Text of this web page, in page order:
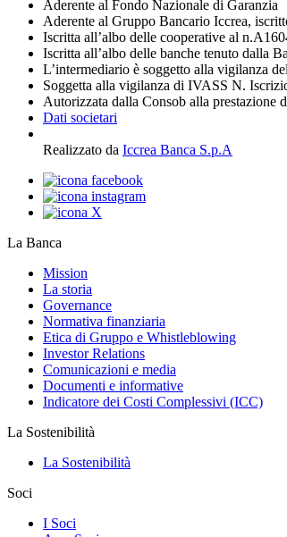
Aderente al Fondo Nazionale di Garanzia
Aderente al Gruppo Bancario Iccrea,
Iscritta all’albo delle cooperative al
Iscritta all’albo delle banche tenuto dalla
L’intermediario è soggetto alla vigilanza
Soggetta alla vigilanza di IVASS N.
Autorizzata dalla Consob alla prestazione
Dati societari
Realizzato da Iccrea Banca S.p.A
La Banca
Mission
La storia
Governance
Normativa finanziaria
Etica di Gruppo e Whistleblowing
Investor Relations
Comunicazioni e media
Documenti e informative
Indicatore dei Costi Complessivi (ICC)
La Sostenibilità
La Sostenibilità
Soci
I Soci